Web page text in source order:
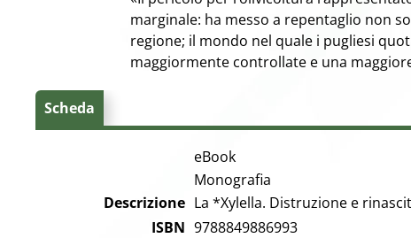
marginale: ha messo a repentaglio non
regione; il mondo nel quale i pugliesi
maggiormente controllate e una
Scheda
eBook
Monografia
Descrizione La *Xylella. Distruzione e
ISBN 9788849886993